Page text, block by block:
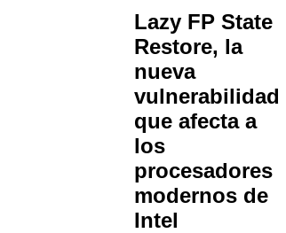
Lazy FP State
Restore, la
nueva
vulnerabilidad
que afecta a
los
procesadores
modernos de
Intel